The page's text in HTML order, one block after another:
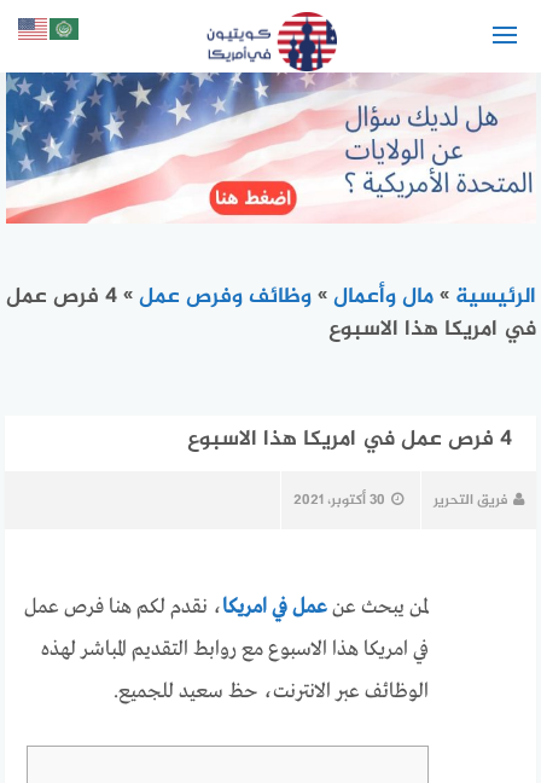
الرئيسية »مال وأعمال»وظائف وفرص عمل» 4 فرص عمل
في امريكا هذا الاسبوع
4 فرص عمل في امريكا هذا الاسبوع
فريق التحرير 30 أكتوبر، 2021
لمن يبحث عنعمل في امريكا، نقدم لكم هنا فرص عمل
في امريكا هذا الاسبوع مع روابط التقديم المباشر لهذه
الوظائف عبر الانترنت، حظ سعيد للجميع.